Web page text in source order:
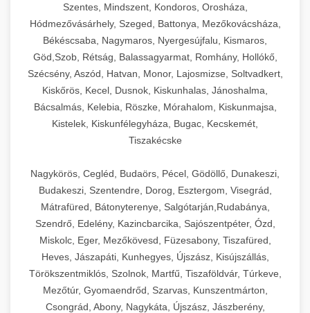
Szentes, Mindszent, Kondoros, Orosháza,
Hódmezővásárhely, Szeged, Battonya, Mezőkovácsháza,
Békéscsaba, Nagymaros, Nyergesújfalu, Kismaros,
Göd,Szob, Rétság, Balassagyarmat, Romhány, Hollókő,
Szécsény, Aszód, Hatvan, Monor, Lajosmizse, Soltvadkert,
Kiskőrös, Kecel, Dusnok, Kiskunhalas, Jánoshalma,
Bácsalmás, Kelebia, Röszke, Mórahalom, Kiskunmajsa,
Kistelek, Kiskunfélegyháza, Bugac, Kecskemét,
Tiszakécske
Nagykörös, Cegléd, Budaörs, Pécel, Gödöllő, Dunakeszi,
Budakeszi, Szentendre, Dorog, Esztergom, Visegrád,
Mátrafüred, Bátonyterenye, Salgótarján,Rudabánya,
Szendrő, Edelény, Kazincbarcika, Sajószentpéter, Ózd,
Miskolc, Eger, Mezőkövesd, Füzesabony, Tiszafüred,
Heves, Jászapáti, Kunhegyes, Újszász, Kisújszállás,
Törökszentmiklós, Szolnok, Martfű, Tiszaföldvár, Túrkeve,
Mezőtúr, Gyomaendrőd, Szarvas, Kunszentmárton,
Csongrád, Abony, Nagykáta, Újszász, Jászberény,